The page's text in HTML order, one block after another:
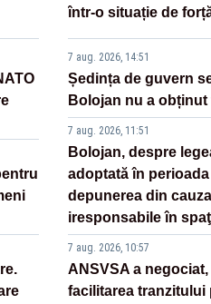
într-o situație de
7 aug. 2026, 14:51
Ședința de guvern
Bolojan nu a obținut
7 aug. 2026, 11:51
Bolojan, despre
adoptată în
depunerea din
iresponsabile în
7 aug. 2026, 10:57
ANSVSA a
facilitarea tranzitului